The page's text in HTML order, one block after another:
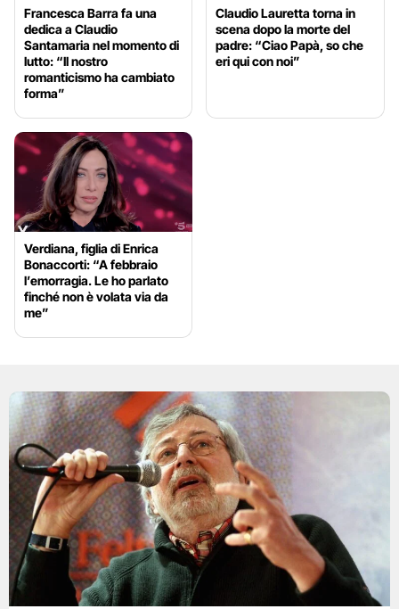
Francesca Barra fa una
dedica a Claudio
Santamaria nel momento di
lutto: “Il nostro
romanticismo ha cambiato
forma”
Claudio Lauretta torna in
scena dopo la morte del
padre: “Ciao Papà, so che
eri qui con noi”
Verdiana, figlia di Enrica
Bonaccorti: “A febbraio
l’emorragia. Le ho parlato
finché non è volata via da
me”